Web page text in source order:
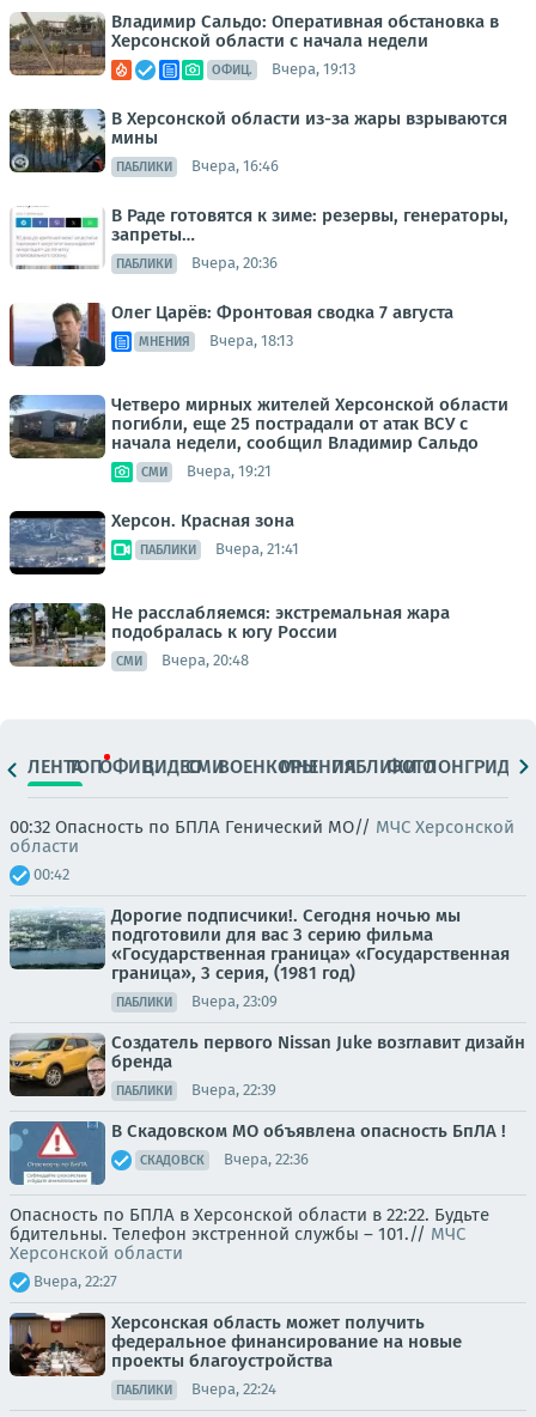
Владимир Сальдо: Оперативная обстановка в
Херсонской области с начала недели
ОФИЦ. Вчера, 19:13
В Херсонской области из-за жары взрываются
мины
ПАБЛИКИ Вчера, 16:46
В Раде готовятся к зиме: резервы, генераторы,
запреты…
ПАБЛИКИ Вчера, 20:36
Олег Царёв: Фронтовая сводка 7 августа
МНЕНИЯ Вчера, 18:13
Четверо мирных жителей Херсонской области
погибли, еще 25 пострадали от атак ВСУ с
начала недели, сообщил Владимир Сальдо
СМИ Вчера, 19:21
Херсон. Красная зона
ПАБЛИКИ Вчера, 21:41
Не расслабляемся: экстремальная жара
подобралась к югу России
СМИ Вчера, 20:48
ЛЕНТАТОПОФИЦ.ВИДЕОСМИВОЕНКОРЫМНЕНИЯПАБЛИКИ
ФОТОЛОНГРИДЫ
00:32 Опасность по БПЛА Генический МО// МЧС Херсонской
области
00:42
Дорогие подписчики!. Сегодня ночью мы
подготовили для вас 3 серию фильма
«Государственная граница» «Государственная
граница», 3 серия, (1981 год)
ПАБЛИКИ Вчера, 23:09
Создатель первого Nissan Juke возглавит дизайн
бренда
ПАБЛИКИ Вчера, 22:39
В Скадовском МО объявлена опасность БпЛА !
СКАДОВСК Вчера, 22:36
Опасность по БПЛА в Херсонской области в 22:22. Будьте
бдительны. Телефон экстренной службы – 101.// МЧС
Херсонской области
Вчера, 22:27
Херсонская область может получить
федеральное финансирование на новые
проекты благоустройства
ПАБЛИКИ Вчера, 22:24